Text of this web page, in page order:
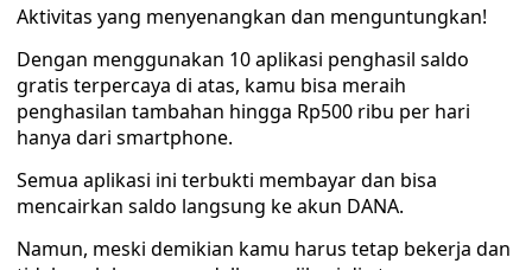
Aktivitas yang menyenangkan dan menguntungkan!
Dengan menggunakan 10 aplikasi penghasil saldo
gratis terpercaya di atas, kamu bisa meraih
penghasilan tambahan hingga Rp500 ribu per hari
hanya dari smartphone.
Semua aplikasi ini terbukti membayar dan bisa
mencairkan saldo langsung ke akun DANA.
Namun, meski demikian kamu harus tetap bekerja dan